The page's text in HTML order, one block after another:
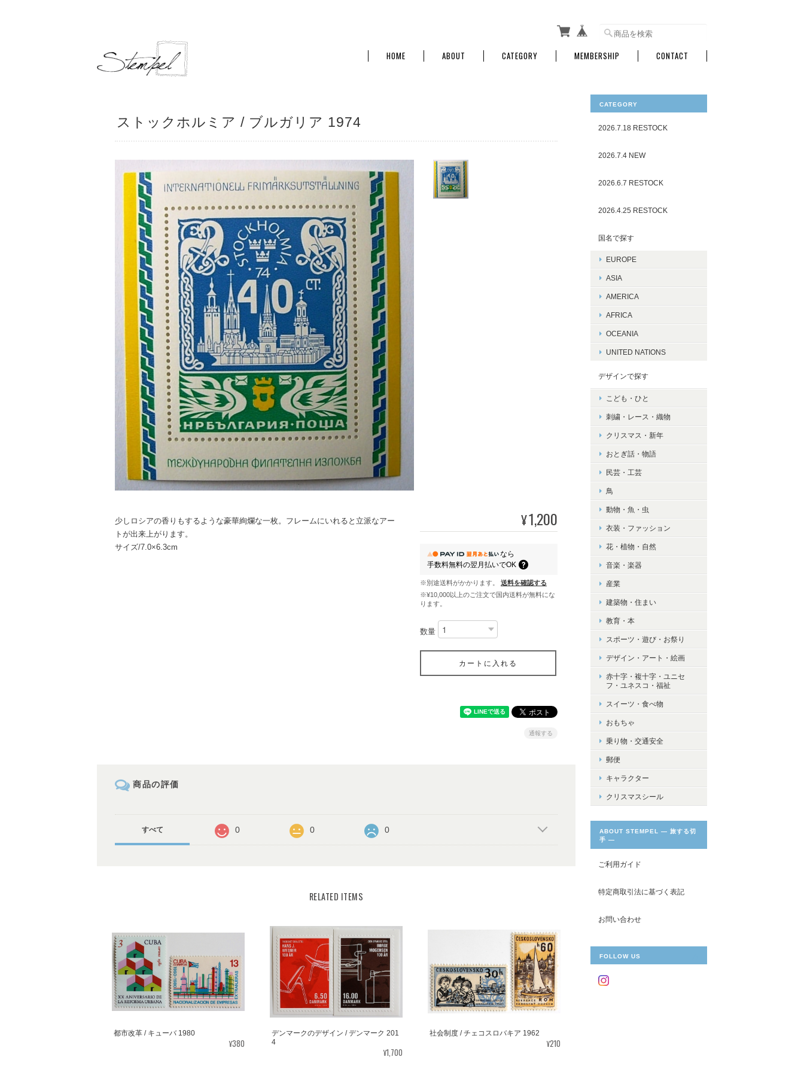
HOME ABOUT CATEGORY MEMBERSHIP CONTACT
ストックホルミア / ブルガリア 1974
少しロシアの香りもするような豪華絢爛な一枚。フレームにいれると立派なアー
トが出来上がります。
サイズ/7.0×6.3cm
¥1,200
なら
手数料無料の翌月払いでOK
※別途送料がかかります。
送料を確認する
※¥10,000以上のご注文で国内送料が無料にな
ります。
数量
カートに入れる
通報する
商品の評価
すべて 0 0 0
RELATED ITEMS
都市改革 / キューバ 1980
¥380
デンマークのデザイン / デンマーク 201
4
¥1,700
社会制度 / チェコスロバキア 1962
¥210
CATEGORY
2026.7.18 RESTOCK
2026.7.4 NEW
2026.6.7 RESTOCK
2026.4.25 RESTOCK
国名で探す
EUROPE
ASIA
AMERICA
AFRICA
OCEANIA
UNITED NATIONS
デザインで探す
こども・ひと
刺繍・レース・織物
クリスマス・新年
おとぎ話・物語
民芸・工芸
鳥
動物・魚・虫
衣装・ファッション
花・植物・自然
音楽・楽器
産業
建築物・住まい
教育・本
スポーツ・遊び・お祭り
デザイン・アート・絵画
赤十字・複十字・ユニセ
フ・ユネスコ・福祉
スイーツ・食べ物
おもちゃ
乗り物・交通安全
郵便
キャラクター
クリスマスシール
ABOUT STEMPEL ― 旅する切
手 ―
ご利用ガイド
特定商取引法に基づく表記
お問い合わせ
FOLLOW US